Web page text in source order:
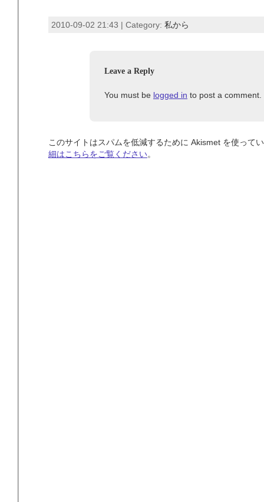
2010-09-02 21:43 | Category: 私から
Leave a Reply
You must be logged in to post a comment.
このサイトはスパムを低減するために Akismet を使って
細はこちらをご覧ください。